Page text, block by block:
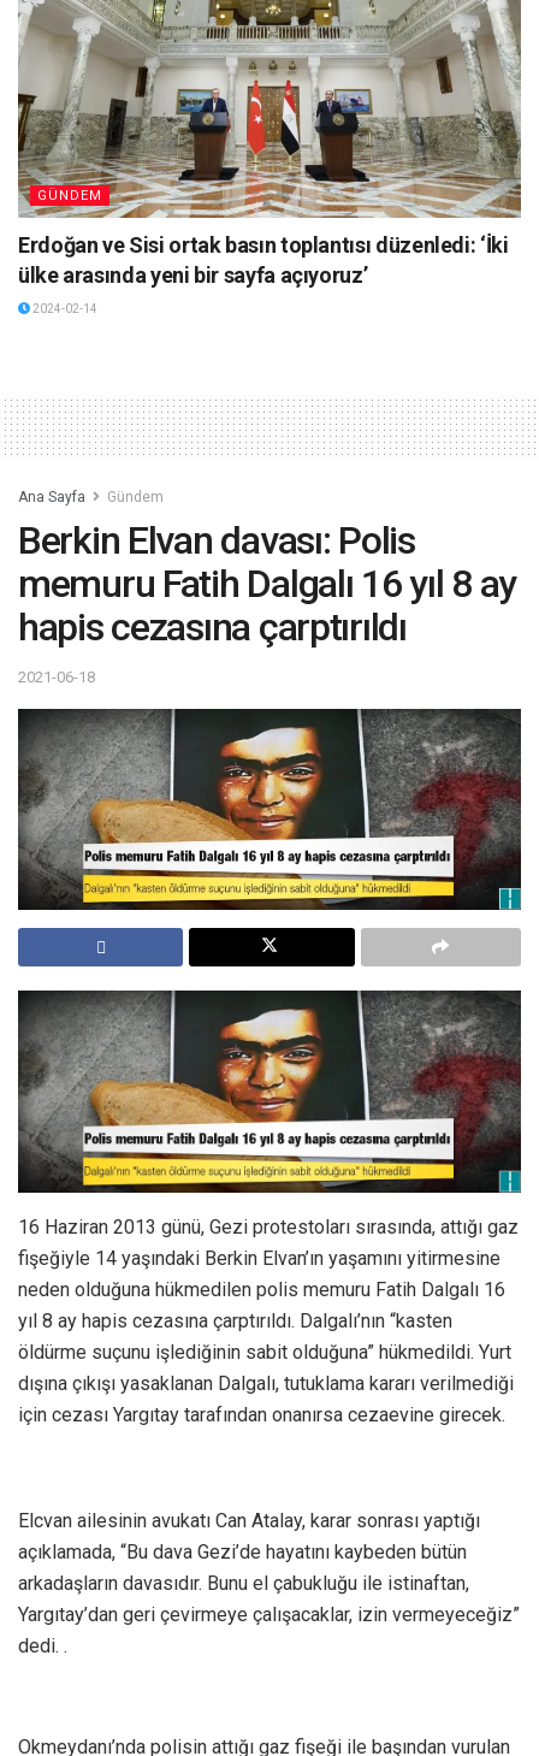
GÜNDEM
Erdoğan ve Sisi ortak basın toplantısı düzenledi: ‘İki
ülke arasında yeni bir sayfa açıyoruz’
2024-02-14
Ana Sayfa Gündem
Berkin Elvan davası: Polis
memuru Fatih Dalgalı 16 yıl 8 ay
hapis cezasına çarptırıldı
2021-06-18
16 Haziran 2013 günü, Gezi protestoları sırasında, attığı gaz
fişeğiyle 14 yaşındaki Berkin Elvan’ın yaşamını yitirmesine
neden olduğuna hükmedilen polis memuru Fatih Dalgalı 16
yıl 8 ay hapis cezasına çarptırıldı. Dalgalı’nın “kasten
öldürme suçunu işlediğinin sabit olduğuna” hükmedildi. Yurt
dışına çıkışı yasaklanan Dalgalı, tutuklama kararı verilmediği
için cezası Yargıtay tarafından onanırsa cezaevine girecek.
Elcvan ailesinin avukatı Can Atalay, karar sonrası yaptığı
açıklamada, “Bu dava Gezi’de hayatını kaybeden bütün
arkadaşların davasıdır. Bunu el çabukluğu ile istinaftan,
Yargıtay’dan geri çevirmeye çalışacaklar, izin vermeyeceğiz”
dedi. .
Okmeydanı’nda polisin attığı gaz fişeği ile başından vurulan